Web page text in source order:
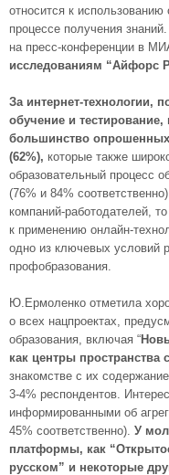
относится к
процессе получения
на пресс-конференции в
исследованиям “Айфорс
За интернет-технологии,
обучение и тестирование,
большинство опрошенных
(62%), которые также
образовательный процесс
(76% и 84%
компаний-работодателей,
к применению онлайн-
одно из ключевых условий
профобразования.
Ю.Ермоленко отметила
о всех нацпроектах,
образования, включая “
как центры пространства
знакомстве с их
3-4% респондентов.
информированными об
45% соответственно). У
платформы, как
русском” и некоторые